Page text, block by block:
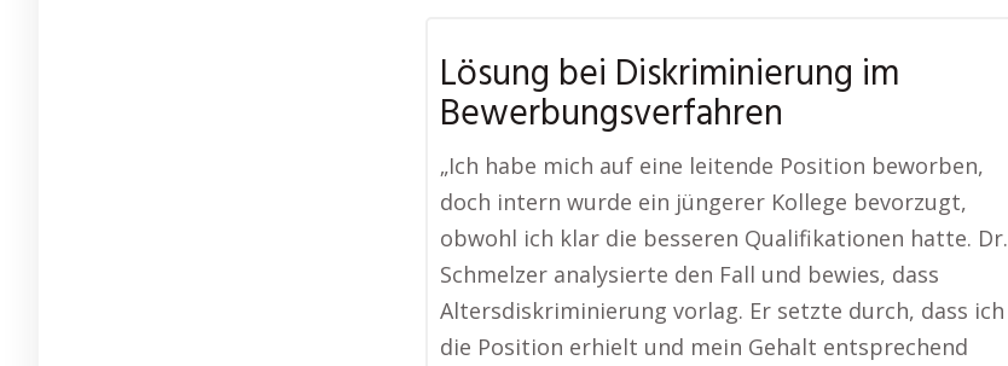
Lösung bei Diskriminierung im
Bewerbungsverfahren
„Ich habe mich auf eine leitende Position beworben,
doch intern wurde ein jüngerer Kollege bevorzugt,
obwohl ich klar die besseren Qualifikationen hatte. Dr.
Schmelzer analysierte den Fall und bewies, dass
Altersdiskriminierung vorlag. Er setzte durch, dass ich
die Position erhielt und mein Gehalt entsprechend